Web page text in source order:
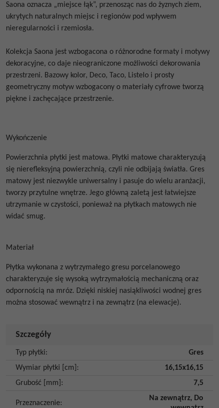
Saona oznacza „miejsce łąk”, przenosząc nas do żyznych ziem,
ukrytych naturalnych miejsc i regionów pod wpływem
nieregularności i rzemiosła.
Kolekcja Saona jest wzbogacona o różnorodne formaty i motywy
dekoracyjne, co daje nieograniczone możliwości dekorowania
przestrzeni. Bazowy kolor, Deco, Taco, Listelo i prosty
geometryczny motyw wzbogacony o materiały cyfrowe tworzą
piękne i zachęcające przestrzenie.
Wykończenie
Powierzchnia płytki jest matowa. Płytki matowe charakteryzują
się nierefleksyjną powierzchnią, czyli nie odbijają światła. Gres
matowy jest niezwykle uniwersalny i pasuje do wielu aranżacji,
tworzy przytulne wnętrze. Jego główną zaletą jest łatwiejsze
utrzymanie w czystości, ponieważ na płytkach matowych nie
widać smug.
Materiał
Płytka wykonana z wytrzymałego gresu porcelanowego
charakteryzuje się wysoką wytrzymałością mechaniczną oraz
odpornością na mróz. Dzięki niskiej nasiąkliwości wodnej gres
można stosować wewnątrz i na zewnątrz (na elewacje).
Szczegóły
Typ płytki:
Gres
Wymiar płytki [cm] :
16,15x16,15
Grubość [mm] : 7,5
Przeznaczenie:
Na zewnątrz, Do